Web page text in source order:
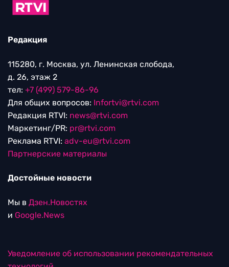
Редакция
115280, г. Москва, ул. Ленинская слобода,
д. 26, этаж 2
тел: +7 (499) 579-86-96
Для общих вопросов: Infortvi@rtvi.com
Редакция RTVI: news@rtvi.com
Маркетинг/PR: pr@rtvi.com
Реклама RTVI: adv-eu@rtvi.com
Партнерские материалы
Достойные новости
Мы в Дзен.Новостях
и Google.News
Уведомление об использовании рекомендательных